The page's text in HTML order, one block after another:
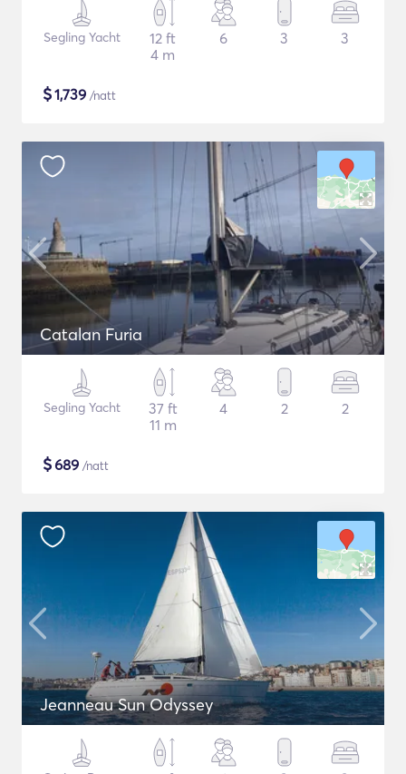
Segling Yacht
12 ft
4 m
6 3 3
$1,739 /natt
Catalan Furia
Segling Yacht
37 ft
11 m
4 2 2
$689 /natt
Jeanneau Sun Odyssey